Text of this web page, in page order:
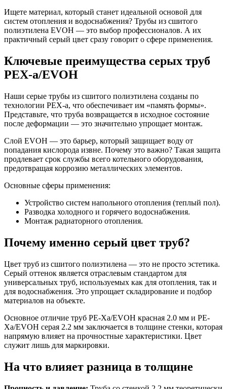
Ищете материал, который станет идеальной основой для
систем отопления и водоснабжения? Трубы из сшитого
полиэтилена EVOH — это выбор профессионалов. А их
практичный серый цвет сразу говорит о сфере применения.
Ключевые преимущества серых труб
PEX-a/EVOH
Наши серые трубы из сшитого полиэтилена созданы по
технологии PEX-a, что обеспечивает им «память формы».
Представьте, что труба возвращается в исходное состояние
после деформации — это значительно упрощает монтаж.
Слой EVOH — это барьер, который защищает воду от
попадания кислорода извне. Почему это важно? Такая защита
продлевает срок службы всего котельного оборудования,
предотвращая коррозию металлических элементов.
Основные сферы применения:
Устройство систем напольного отопления (теплый пол).
Разводка холодного и горячего водоснабжения.
Монтаж радиаторного отопления.
Почему именно серый цвет труб?
Цвет труб из сшитого полиэтилена — это не просто эстетика.
Серый оттенок является отраслевым стандартом для
универсальных труб, используемых как для отопления, так и
для водоснабжения. Это упрощает складирование и подбор
материалов на объекте.
Основное отличие труб PE-Xa/EVOH красная 2.0 мм и PE-
Xa/EVOH серая 2.2 мм заключается в толщине стенки, которая
напрямую влияет на прочностные характеристики. Цвет
служит лишь для маркировки.
На что влияет разница в толщине